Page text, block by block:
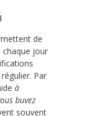
de
chaque jour
Par
à
buvez
souvent